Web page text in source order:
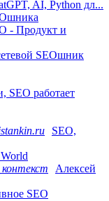
AI, Python дл...
- Продукт и
SEOшник
SEO работает
SEO,
Алексей
SEO